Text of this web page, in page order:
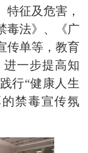
特征及危害，
毒法》、《广
传单等，教育
一步提高知
行“健康人生
禁毒宣传氛